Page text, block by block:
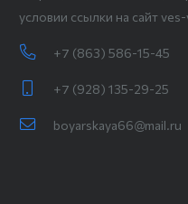
условии ссылки на сайт
+7 (863) 586-15-45
+7 (928) 135-29-25
boyarskaya66@mail.ru